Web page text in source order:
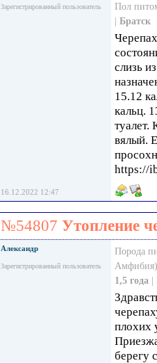
Зарегистрированный пользователь
Пол
| Братск
слизь
15.12
кальц.
туалет.
вялый.
https://
16.12.2022 12:47
№54807 Утопление
Александр
Зарегистрированный пользователь
Порода
1,5 года |
плохих
берегу